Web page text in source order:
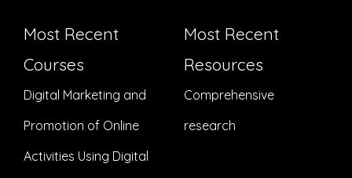
Most Recent
Courses
Digital Marketing and
Promotion of Online
Activities Using Digital
Most Recent
Resources
Comprehensive
research